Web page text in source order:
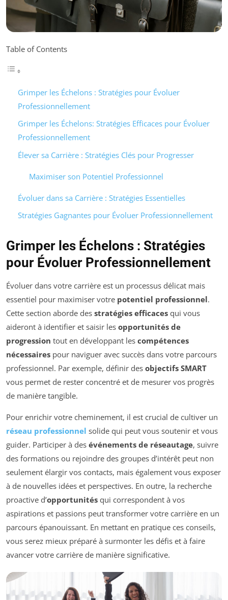
Table of Contents
Grimper les Échelons : Stratégies pour Évoluer
Professionnellement
Grimper les Échelons: Stratégies Efficaces pour Évoluer
Professionnellement
Élever sa Carrière : Stratégies Clés pour Progresser
Maximiser son Potentiel Professionnel
Évoluer dans sa Carrière : Stratégies Essentielles
Stratégies Gagnantes pour Évoluer Professionnellement
Grimper les Échelons : Stratégies
pour Évoluer Professionnellement
Évoluer dans votre carrière est un processus délicat mais
essentiel pour maximiser votre potentiel professionnel.
Cette section aborde des stratégies efficaces qui vous
aideront à identifier et saisir les opportunités de
progression tout en développant les compétences
nécessaires pour naviguer avec succès dans votre parcours
professionnel. Par exemple, définir des objectifs SMART
vous permet de rester concentré et de mesurer vos progrès
de manière tangible.
Pour enrichir votre cheminement, il est crucial de cultiver un
réseau professionnel solide qui peut vous soutenir et vous
guider. Participer à des événements de réseautage, suivre
des formations ou rejoindre des groupes d’intérêt peut non
seulement élargir vos contacts, mais également vous exposer
à de nouvelles idées et perspectives. En outre, la recherche
proactive d’opportunités qui correspondent à vos
aspirations et passions peut transformer votre carrière en un
parcours épanouissant. En mettant en pratique ces conseils,
vous serez mieux préparé à surmonter les défis et à faire
avancer votre carrière de manière significative.